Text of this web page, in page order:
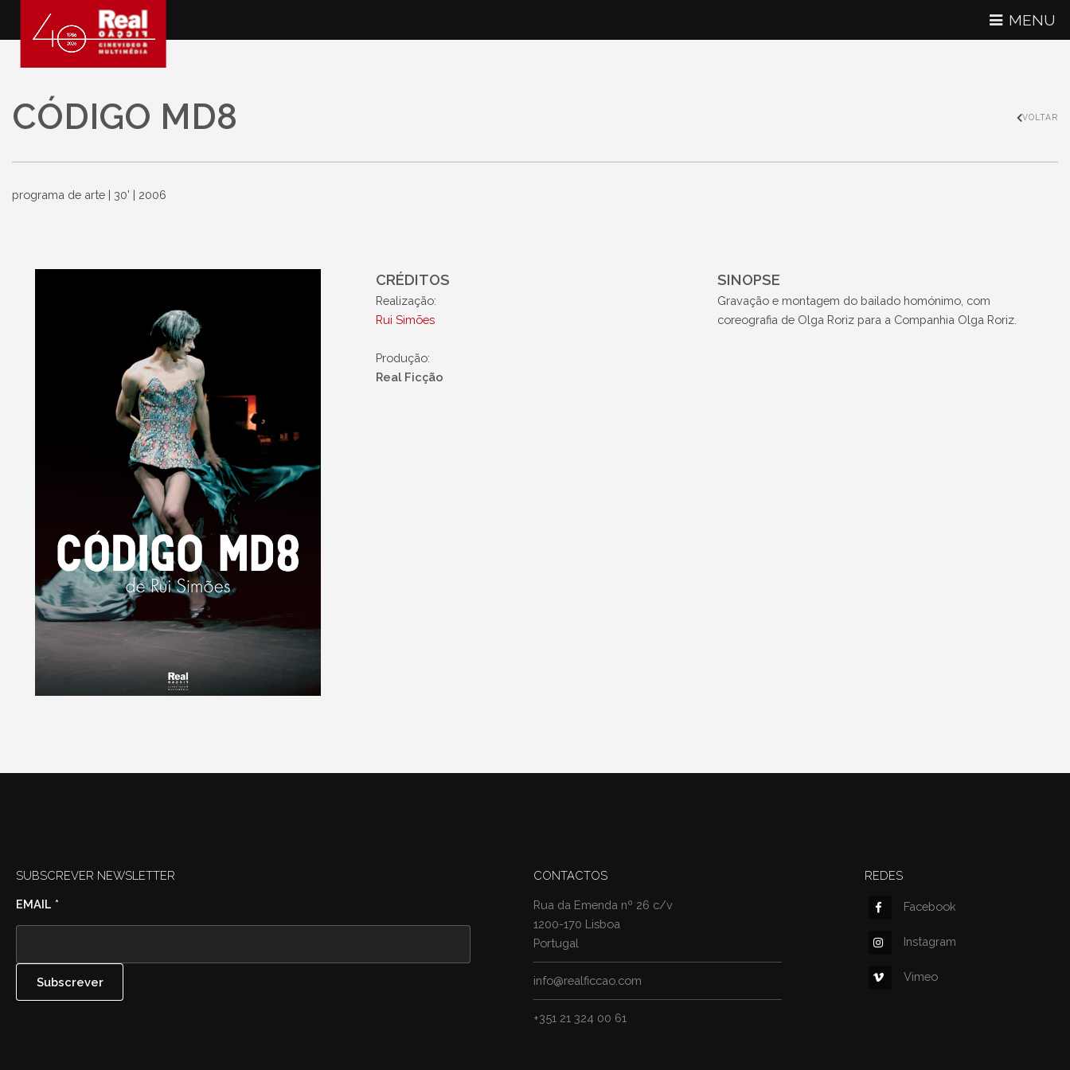
MENU
CÓDIGO MD8 VOLTAR
programa de arte | 30' | 2006
CRÉDITOS
Realização:
Rui Simões
Produção:
Real Ficção
SINOPSE
Gravação e montagem do bailado homónimo, com
coreografia de Olga Roriz para a Companhia Olga Roriz.
SUBSCREVER NEWSLETTER
EMAIL *
CONTACTOS
Rua da Emenda nº 26 c/v
1200-170 Lisboa
Portugal
info@realficcao.com
+351 21 324 00 61
REDES
Facebook
Instagram
Vimeo